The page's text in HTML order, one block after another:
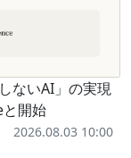
ないAI」の実現
開始
2026.08.03 10:00